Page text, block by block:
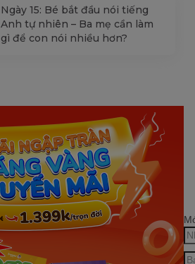
Ngày 15: Bé bắt đầu nói tiếng
Anh tự nhiên – Ba mẹ cần làm
gì để con nói nhiều hơn?